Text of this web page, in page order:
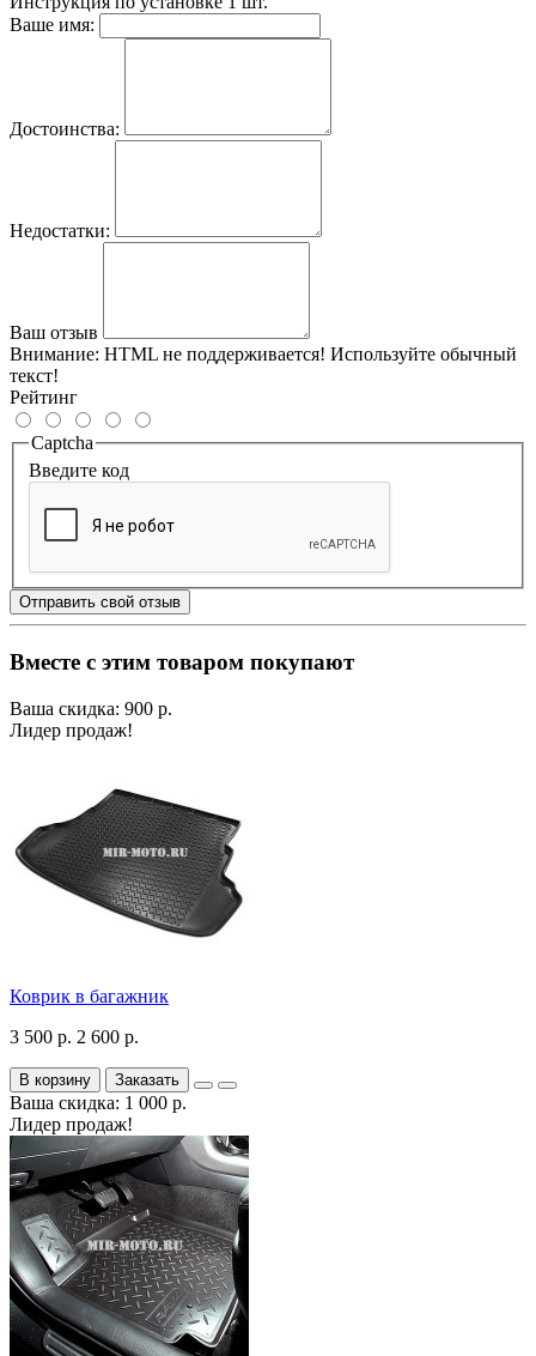
Ваше имя:
Достоинства:
Недостатки:
Ваш отзыв
Внимание: HTML не поддерживается! Используйте обычный
текст!
Рейтинг
Captcha
Введите код
Отправить свой отзыв
Вместе с этим товаром покупают
Ваша скидка: 900 р.
Лидер продаж!
Коврик в багажник
3 500 р. 2 600 р.
В корзину Заказать
Ваша скидка: 1 000 р.
Лидер продаж!